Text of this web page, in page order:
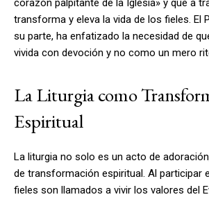
transforma y eleva la vida de los fieles. El
su parte, ha enfatizado la necesidad de
vivida con devoción y no como un mero
La Liturgia como
Espiritual
La liturgia no solo es un acto de
de transformación espiritual. Al participar
fieles son llamados a vivir los valores del